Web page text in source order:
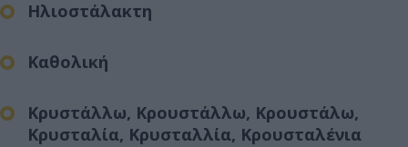
Ηλιοστάλακτη
Καθολική
Κρυστάλλω, Κρουστάλλω, Κρουστάλω,
Κρυσταλία, Κρυσταλλία, Κρουσταλένια